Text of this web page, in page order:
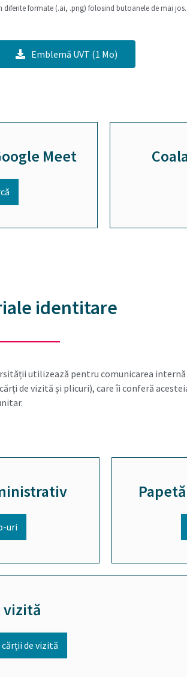
formate (.ai, .png) folosind butoanele de mai jos.
Emblemă UVT (1 Mo)
Meet
identitare
utilizează pentru comunicarea internă
de vizită și plicuri), care îi conferă
uri
vizită
de vizită